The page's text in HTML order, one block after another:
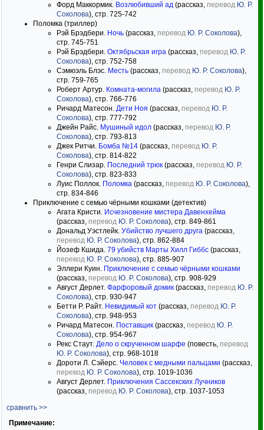
Форд Маккормик. Возлюбивший ад (рассказ, перевод Ю. Р.
Соколова), стр. 725-742
Поломка (триллер)
Рэй Брэдбери. Ночь (рассказ, перевод Ю. Р. Соколова),
стр. 745-751
Рэй Брэдбери. Октябрьская игра (рассказ, перевод Ю. Р.
Соколова), стр. 752-758
Сэмюэль Блэс. Месть (рассказ, перевод Ю. Р. Соколова),
стр. 759-765
Роберт Артур. Комната-могила (рассказ, перевод Ю. Р.
Соколова), стр. 766-776
Ричард Матесон. Дети Ноя (рассказ, перевод Ю. Р.
Соколова), стр. 777-792
Джейн Райс. Мушиный идол (рассказ, перевод Ю. Р.
Соколова), стр. 793-813
Джек Ритчи. Бомба №14 (рассказ, перевод Ю. Р.
Соколова), стр. 814-822
Генри Слизар. Последний трюк (рассказ, перевод Ю. Р.
Соколова), стр. 823-833
Луис Поллок. Поломка (рассказ, перевод Ю. Р. Соколова),
стр. 834-846
Приключение с семью чёрными кошками (детектив)
Агата Кристи. Исчезновение мистера Давенхейма
(рассказ, перевод Ю. Р. Соколова), стр. 849-861
Дональд Уэстлейк. Убийство лучшего друга (рассказ,
перевод Ю. Р. Соколова), стр. 862-884
Йозеф Кшида. 79 убийств Марты Хилл Гиббс (рассказ,
перевод Ю. Р. Соколова), стр. 885-907
Эллери Куин. Приключение с семью чёрными кошками
(рассказ, перевод Ю. Р. Соколова), стр. 908-929
Август Дерлет. Фарфоровый домик (рассказ, перевод Ю. Р.
Соколова), стр. 930-947
Бетти Р. Райт. Невидимый кот (рассказ, перевод Ю. Р.
Соколова), стр. 948-953
Ричард Матесон. Поставщик (рассказ, перевод Ю. Р.
Соколова), стр. 954-967
Рекс Стаут. Дело о скрученном шарфе (повесть, перевод
Ю. Р. Соколова), стр. 968-1018
Дороти Л. Сэйерс. Человек с медными пальцами (рассказ,
перевод Ю. Р. Соколова), стр. 1019-1036
Август Дерлет. Приключения Сассекских Лучников
(рассказ, перевод Ю. Р. Соколова), стр. 1037-1053
сравнить >>
Примечание: